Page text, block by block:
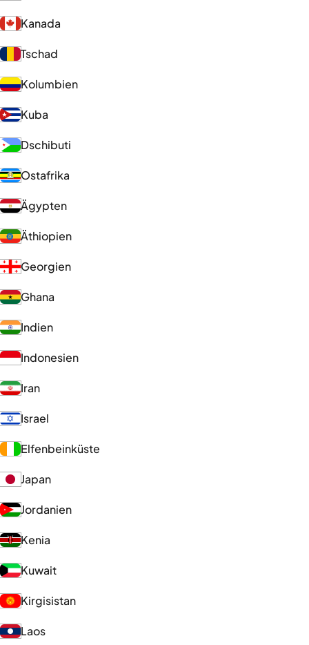
Kanada
Tschad
Kolumbien
Kuba
Dschibuti
Ostafrika
Ägypten
Äthiopien
Georgien
Ghana
Indien
Indonesien
Iran
Israel
Elfenbeinküste
Japan
Jordanien
Kenia
Kuwait
Kirgisistan
Laos